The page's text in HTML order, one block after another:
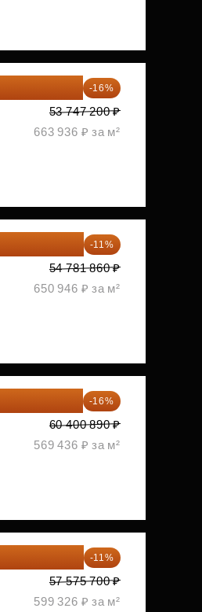
-16%
53 747 200 ₽
663 936 ₽ за м²
-11%
54 781 860 ₽
650 946 ₽ за м²
-16%
60 400 890 ₽
569 436 ₽ за м²
-11%
57 575 700 ₽
599 326 ₽ за м²